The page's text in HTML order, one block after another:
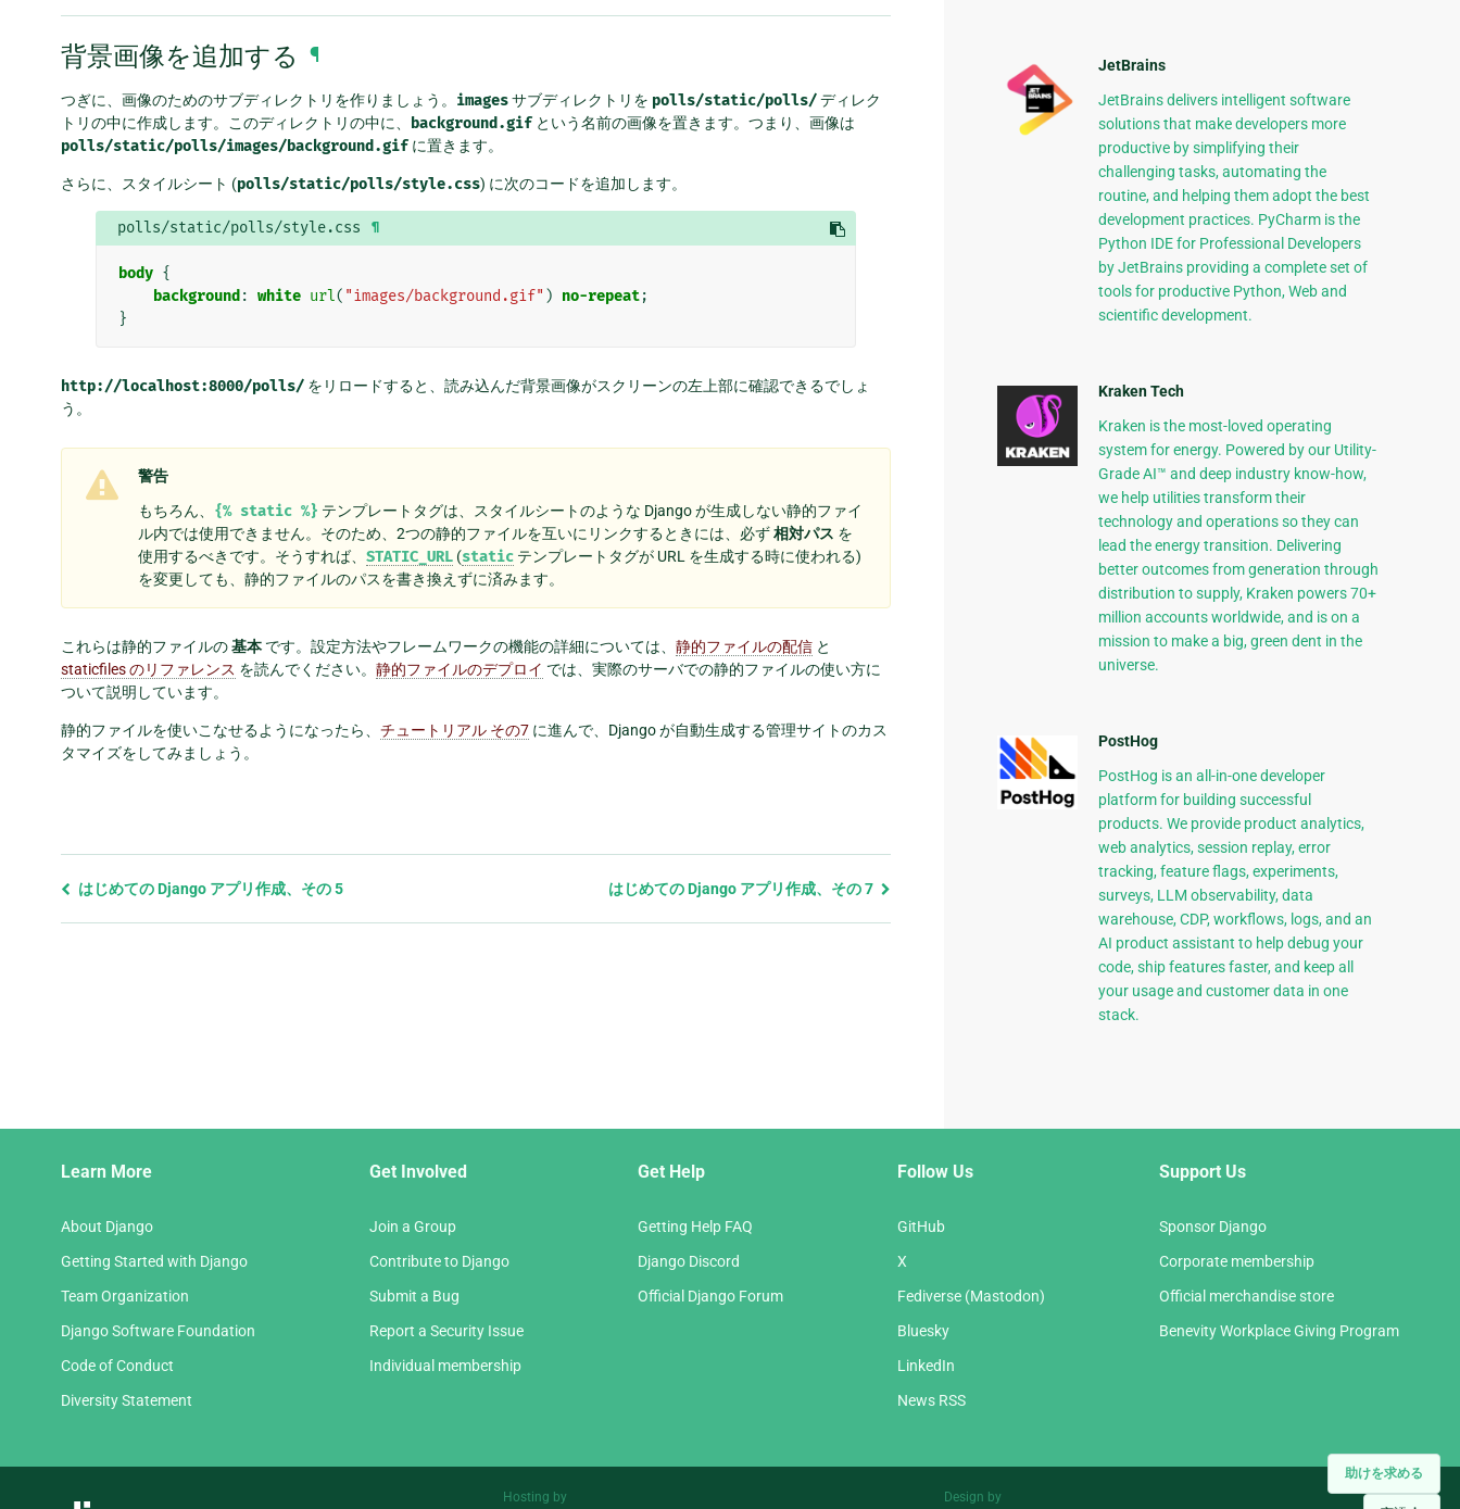
助けを求める
背景画像を追加する ¶
つぎに、画像のためのサブディレクトリを作りましょう。 imagesサブディレクトリを polls/static/polls/ディレク
トリの中に作成します。このディレクトリの中に、 background.gif という名前の画像を置きます。つまり、画像は
polls/static/polls/images/background.gif に置きます。
さらに、スタイルシート (polls/static/polls/style.css) に次のコードを追加します。
polls/static/polls/style.css ¶
body {
background : white url( "images/background.gif" ) no-repeat;
}
http://localhost:8000/polls/ をリロードすると、読み込んだ背景画像がスクリーンの左上部に確認できるでしょ
う。
警告
もちろん、 {% static %} テンプレートタグは、スタイルシートのような Django が生成しない静的ファイ
ル内では使用できません。そのため、2つの静的ファイルを互いにリンクするときには、必ず相対パス を
使用するべきです。そうすれば、 STATIC_URL (static テンプレートタグが URL を生成する時に使われる)
を変更しても、静的ファイルのパスを書き換えずに済みます。
これらは静的ファイルの基本です。設定方法やフレームワークの機能の詳細については、 静的ファイルの配信 と
staticfiles のリファレンス を読んでください。 静的ファイルのデプロイ では、実際のサーバでの静的ファイルの使い方に
ついて説明しています。
静的ファイルを使いこなせるようになったら、 チュートリアル その7 に進んで、Django が自動生成する管理サイトのカス
タマイズをしてみましょう。
前
ジ
はじめての Django アプリ作成、その 5 はじめての Django アプリ作成、その 7
JetBrains
JetBrains delivers intelligent software
solutions that make developers more
productive by simplifying their
challenging tasks, automating the
routine, and helping them adopt the best
development practices. PyCharm is the
Python IDE for Professional Developers
by JetBrains providing a complete set of
tools for productive Python, Web and
scientific development.
Kraken Tech
Kraken is the most-loved operating
system for energy. Powered by our Utility-
Grade AI™ and deep industry know-how,
we help utilities transform their
technology and operations so they can
lead the energy transition. Delivering
better outcomes from generation through
distribution to supply, Kraken powers 70+
million accounts worldwide, and is on a
mission to make a big, green dent in the
universe.
PostHog
PostHog is an all-in-one developer
platform for building successful
products. We provide product analytics,
web analytics, session replay, error
tracking, feature flags, experiments,
surveys, LLM observability, data
warehouse, CDP, workflows, logs, and an
AI product assistant to help debug your
code, ship features faster, and keep all
your usage and customer data in one
stack.
Learn More
About Django
Getting Started with Django
Team Organization
Django Software Foundation
Code of Conduct
Diversity Statement
Get Involved
Join a Group
Contribute to Django
Submit a Bug
Report a Security Issue
Individual membership
Get Help
Getting Help FAQ
Django Discord
Official Django Forum
Follow Us
GitHub
X
Fediverse (Mastodon)
Bluesky
LinkedIn
News RSS
Support Us
Sponsor Django
Corporate membership
Official merchandise store
Benevity Workplace Giving Program
Hosting by Design by